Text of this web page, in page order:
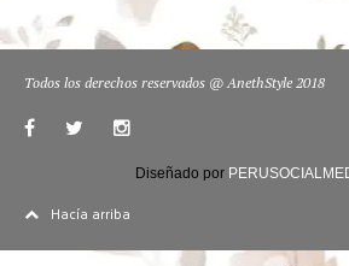
Todos los derechos reservados @ AnethStyle 2018
Diseñado por
Hacía arriba